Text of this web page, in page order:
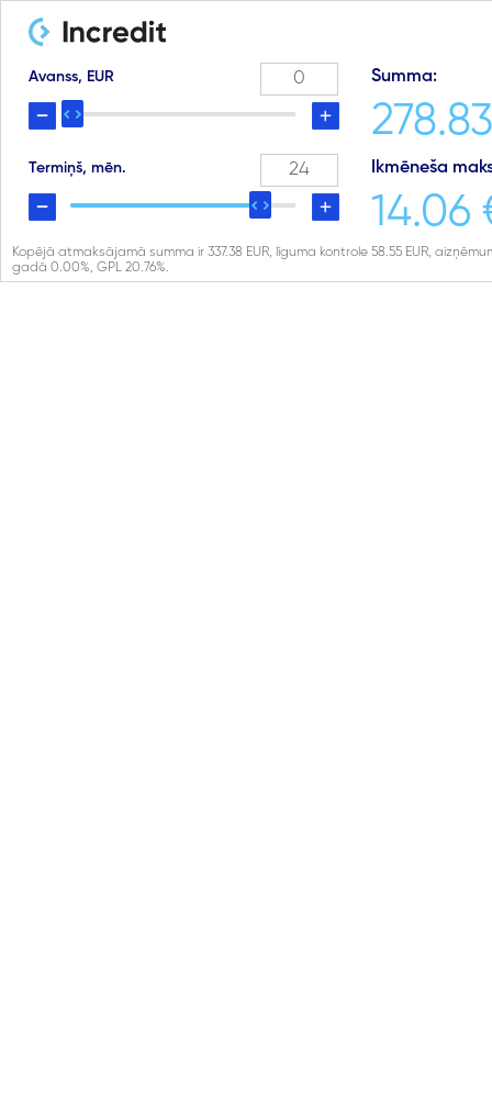
Avanss, EUR
Termiņš, mēn.
Summa:
Ikmēneša
14.06
Kopējā atmaksājamā summa ir 337.38 EUR, līguma kontrole 58.55 EUR,
gadā 0.00%, GPL 20.76%.